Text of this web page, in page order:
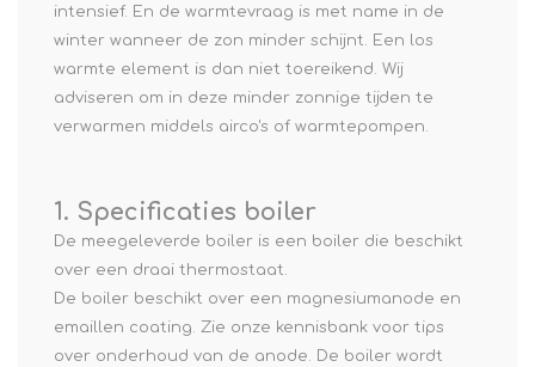
intensief. En de warmtevraag is met name in de
winter wanneer de zon minder schijnt. Een los
warmte element is dan niet toereikend. Wij
adviseren om in deze minder zonnige tijden te
verwarmen middels airco's of warmtepompen.
1. Specificaties boiler
De meegeleverde boiler is een boiler die beschikt
over een draai thermostaat.
De boiler beschikt over een magnesiumanode en
emaillen coating. Zie onze kennisbank voor tips
over onderhoud van de anode. De boiler wordt